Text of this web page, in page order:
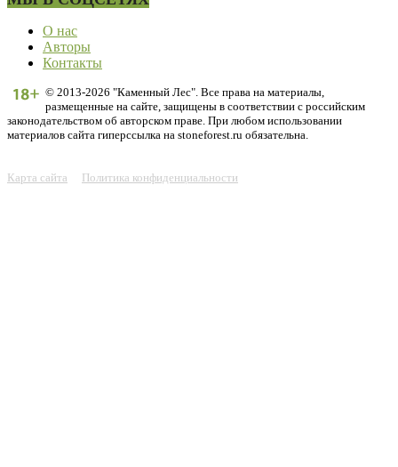
О нас
Авторы
Контакты
© 2013-2026 "Каменный Лес". Все права на материалы,
размещенные на сайте, защищены в соответствии с российским
законодательством об авторском праве. При любом использовании
материалов сайта гиперссылка на stoneforest.ru обязательна.
Карта сайта Политика конфиденциальности